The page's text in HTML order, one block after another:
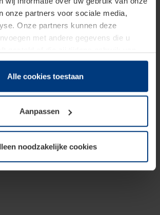
onze partners voor sociale media,
Onze partners kunnen deze
met andere gegevens die u
verzameld.
wij het recht om cookies op uw
absoluut vereist is. Voor alle andere
uw toestemming benodigd. Uw
u op elk moment bij de uitleg van de
Alle cookies toestaan
Aanpassen
noodzakelijke cookies